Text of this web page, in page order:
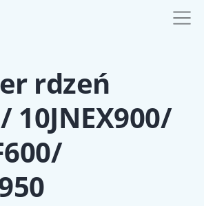
rdzeń
10JNEX900/